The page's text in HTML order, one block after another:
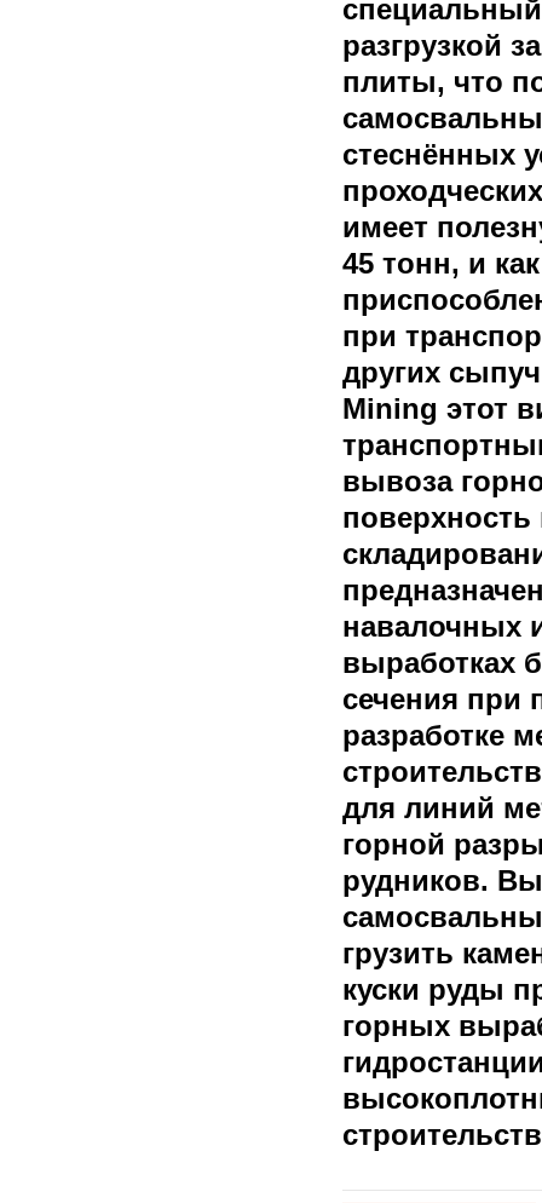
разгрузкой
плиты, что
стеснённых
имеет
45 тонн, и
при
других
Mining этот
вывоза
навалочных
выработках
сечения
разработке
для линий
горной
рудников.
грузить
куски руды
горных